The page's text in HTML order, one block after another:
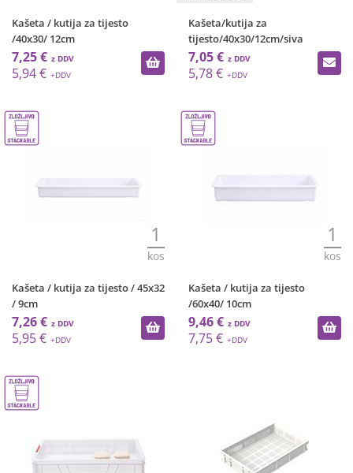
Kašeta / kutija za tijesto
/40x30/ 12cm
7,25 €
5,94 €
Kašeta/kutija za
tijesto/40x30/12cm/siva
7,05 €
5,78 €
1
kos
Kašeta / kutija za tijesto / 45x32
/ 9cm
7,26 €
5,95 €
1
kos
Kašeta / kutija za tijesto
/60x40/ 10cm
9,46 €
7,75 €